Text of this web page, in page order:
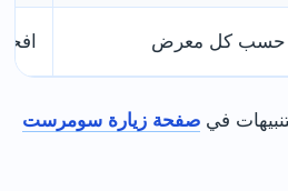
حسب كل معرض
في صفحة زيارة سومرست